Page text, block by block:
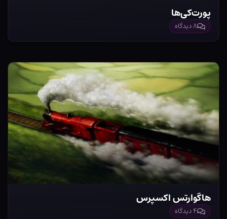
پورت‌کی‌ها
۸ دیدگاه
هاگوارتس اکسپرس
۴ دیدگاه